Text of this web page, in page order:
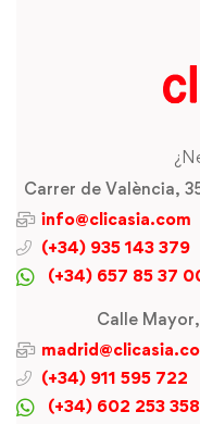
Carrer de València,
info@clicasia.com
(+34) 935 143 379
(+34) 657 85 37
Calle
(+34) 911 595 722
(+34) 602 253 358